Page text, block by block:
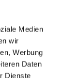
Medien
wir
Werbung
Daten
Dienste
Bei